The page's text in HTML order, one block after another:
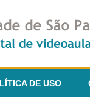
DE USO